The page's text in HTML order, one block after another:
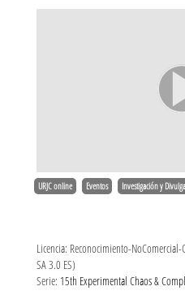
URJC online Eventos Investigación y
Licencia: Reconocimiento-
SA 3.0 ES)
Serie: 15th Experimental Chaos &